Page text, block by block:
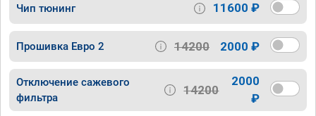
Чип тюнинг 11600 ₽
Прошивка Евро 2 14200 2000 ₽
Отключение сажевого
фильтра
14200
2000
₽